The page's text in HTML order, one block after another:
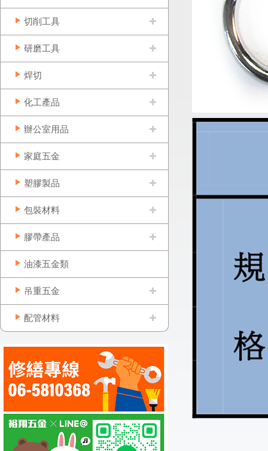
切削工具
研磨工具
焊切
化工產品
辦公室用品
家庭五金
塑膠製品
包裝材料
膠帶產品
油漆五金類
吊重五金
配管材料